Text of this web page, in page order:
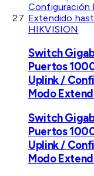
HIKVISION
Switch
Puertos
Uplink /
Modo
Switch
Puertos
Uplink /
Modo